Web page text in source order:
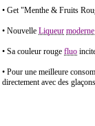
• Get "Menthe & Fruits
• Nouvelle Liqueur moderne
• Sa couleur rouge fluo
• Pour une meilleure
directement avec des